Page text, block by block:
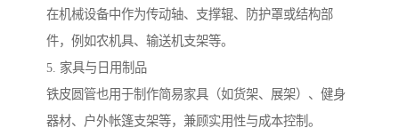
在机械设备中作为传动轴、支撑辊、防护罩或结构部
件，例如农机具、输送机支架等。
5. 家具与日用制品
铁皮圆管也用于制作简易家具（如货架、展架）、健身
器材、户外帐篷支架等，兼顾实用性与成本控制。